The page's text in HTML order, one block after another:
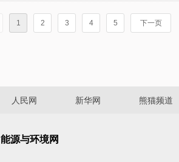
1 2 3 4 5 下一页
能源与环境网
人民网 新华网 熊猫频道